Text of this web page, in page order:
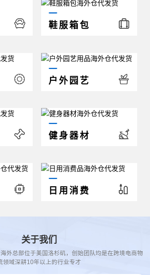
鞋服箱包
户外园艺
健身器材
日用消费
关于我们
外总部位于美国洛杉矶，创始团队均是在跨境电商物
领域深耕10年以上的行业专才